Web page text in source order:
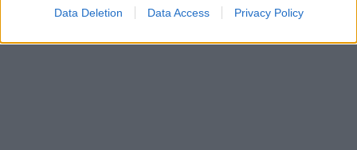
Data Deletion Data Access Privacy Policy